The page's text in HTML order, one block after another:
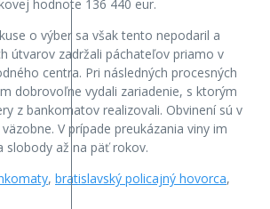
hodnote 136 440 eur.
o výber sa však tento nepodaril a
útvarov zadržali páchateľov priamo v
centra. Pri následných procesných
dobrovoľne vydali zariadenie, s ktorým
z bankomatov realizovali. Obvinení sú v
V prípade preukázania viny im
až na päť rokov.
, bratislavský policajný hovorca,